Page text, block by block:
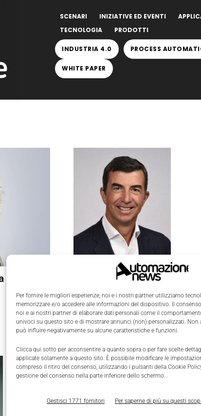
Per fornire le migliori esperienze, noi e i nostri partner utilizziamo
memorizzare e/o accedere alle informazioni del dispositivo. Il
noi e ai nostri partner di elaborare dati personali come il
univoci su questo sito e di mostrare annunci (non) personalizzati. Non
può influire negativamente su alcune caratteristiche e funzioni.
Clicca qui sotto per acconsentire a quanto sopra o per fare scelte
applicate solamente a questo sito. È possibile modificare le
compreso il ritiro del consenso, utilizzando i pulsanti della Cookie
gestione del consenso nella parte inferiore dello schermo.
Gestisci 1771 fornitori Per saperne di più su questi scopi
SCENARI INIZIATIVE ED EVENTI
TECNOLOGIA
PRODOTTI
INDUSTRIA 4.0 PROCESS
WHITE PAPER
Sap
0
Cisco Italia: Gianmatteo
il nuovo amministratore
Nicoletta Buora - 9 Aprile 2021